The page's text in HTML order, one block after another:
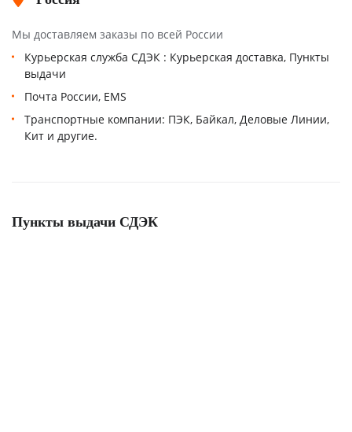
Мы доставляем заказы по всей России
Курьерская служба СДЭК : Курьерская доставка, Пункты
выдачи
Почта России, EMS
Транспортные компании: ПЭК, Байкал, Деловые Линии,
Кит и другие.
Пункты выдачи СДЭК